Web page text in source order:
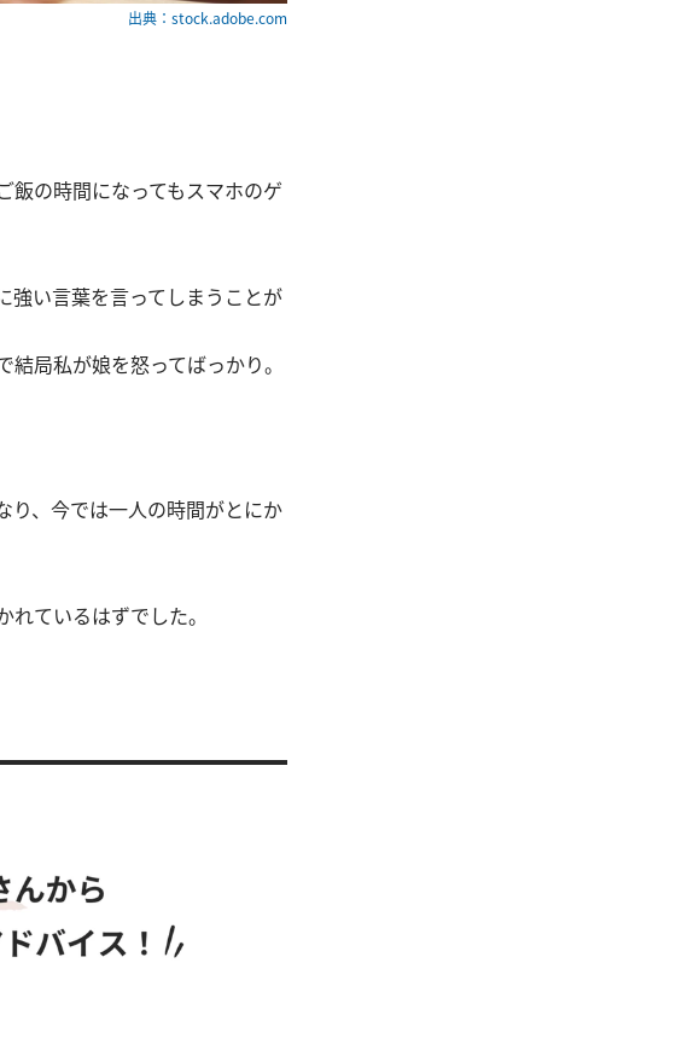
出典：stock.adobe.com
飯の時間になってもスマホのゲ
強い言葉を言ってしまうことが
局私が娘を怒ってばっかり。
り、今では一人の時間がとにか
ているはずでした。